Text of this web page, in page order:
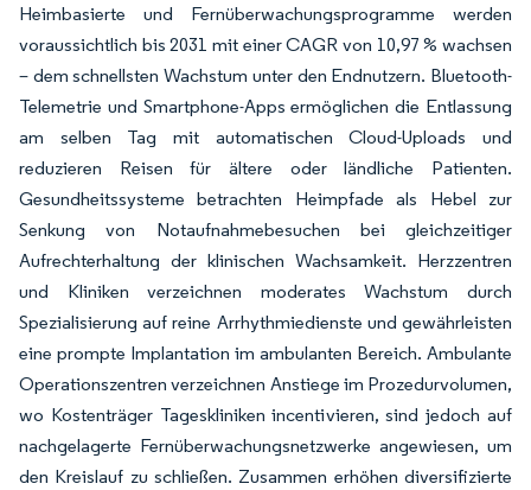
Heimbasierte und Fernüberwachungsprogramme werden
voraussichtlich bis 2031 mit einer CAGR von 10,97 % wachsen
– dem schnellsten Wachstum unter den Endnutzern. Bluetooth-
Telemetrie und Smartphone-Apps ermöglichen die Entlassung
am selben Tag mit automatischen Cloud-Uploads und
reduzieren Reisen für ältere oder ländliche Patienten.
Gesundheitssysteme betrachten Heimpfade als Hebel zur
Senkung von Notaufnahmebesuchen bei gleichzeitiger
Aufrechterhaltung der klinischen Wachsamkeit. Herzzentren
und Kliniken verzeichnen moderates Wachstum durch
Spezialisierung auf reine Arrhythmiedienste und gewährleisten
eine prompte Implantation im ambulanten Bereich. Ambulante
Operationszentren verzeichnen Anstiege im Prozedurvolumen,
wo Kostenträger Tageskliniken incentivieren, sind jedoch auf
nachgelagerte Fernüberwachungsnetzwerke angewiesen, um
den Kreislauf zu schließen. Zusammen erhöhen diversifizierte